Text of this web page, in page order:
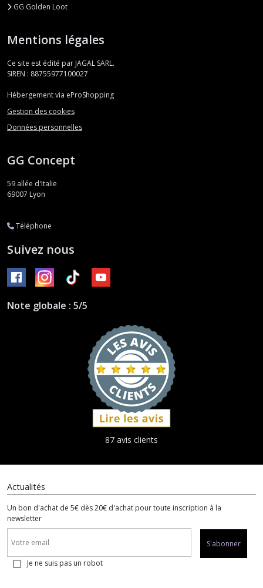
GG Golden Loot
Mentions légales
Ce site est édité par JAGAL SARL.
SIREN : 88755977100027
Hébergement via eProShopping
Gestion des cookies
Données personnelles
GG Concept
59 allée d'Italie
69007 Lyon
Téléphone
Suivez nous
Note globale : 5/5
87 avis clients
Actualités
Un bon d'achat de 5€ dès 20€ d'achat pour toute inscription à la
newsletter
S'abonner
Je ne suis pas un robot